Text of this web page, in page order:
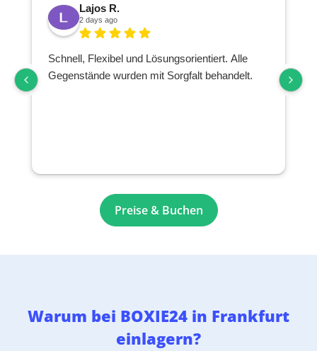
Lajos R.
2 days ago
Schnell, Flexibel und Lösungsorientiert. Alle
Gegenstände wurden mit Sorgfalt behandelt.
Preise & Buchen
Warum bei BOXIE24 in Frankfurt
einlagern?